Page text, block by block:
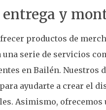
entrega y
productos de
serie de servicios
en Bailén. Nuestros
ayudarte a crear el
Asimismo, ofrecemos